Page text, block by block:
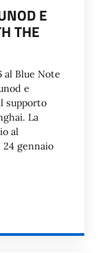
E
THE
al Blue Note
e
supporto
La
al
gennaio